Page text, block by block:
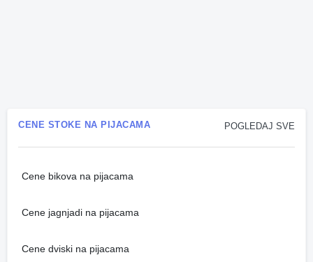
POGLEDAJ SVE
CENE STOKE NA PIJACAMA
Cene bikova na pijacama
Cene jagnjadi na pijacama
Cene dviski na pijacama